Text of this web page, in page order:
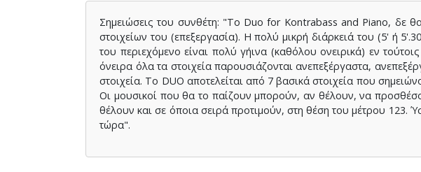
Σημειώσεις του συνθέτη: "Το Duo for Kontrabass and Piano, δε
στοιχείων του (επεξεργασία). Η πολύ μικρή διάρκειά του (5' ή
του περιεχόμενο είναι πολύ γήινα (καθόλου ονειρικά) εν
όνειρα όλα τα στοιχεία παρουσιάζονται ανεπεξέργαστα,
στοιχεία. Το DUO αποτελείται από 7 βασικά στοιχεία που
Οι μουσικοί που θα το παίζουν μπορούν, αν θέλουν, να
θέλουν και σε όποια σειρά προτιμούν, στη θέση του μέτρου 123.
τώρα".